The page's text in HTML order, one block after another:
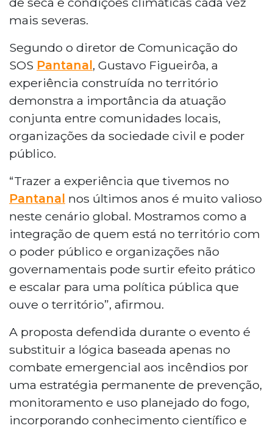
mais severas.
Segundo o diretor de Comunicação do
SOS Pantanal, Gustavo Figueirôa, a
experiência construída no território
demonstra a importância da atuação
conjunta entre comunidades locais,
organizações da sociedade civil e poder
público.
“Trazer a experiência que tivemos no
Pantanal nos últimos anos é muito valioso
neste cenário global. Mostramos como a
integração de quem está no território com
o poder público e organizações não
governamentais pode surtir efeito prático
e escalar para uma política pública que
ouve o território”, afirmou.
A proposta defendida durante o evento é
substituir a lógica baseada apenas no
combate emergencial aos incêndios por
uma estratégia permanente de prevenção,
monitoramento e uso planejado do fogo,
incorporando conhecimento científico e